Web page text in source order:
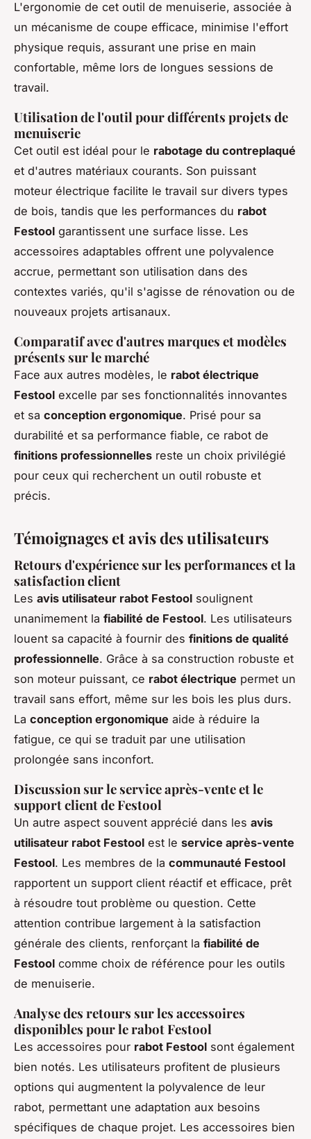
L'ergonomie de cet outil de menuiserie, associée à
un mécanisme de coupe efficace, minimise l'effort
physique requis, assurant une prise en main
confortable, même lors de longues sessions de
travail.
Utilisation de l'outil pour différents projets de
menuiserie
Cet outil est idéal pour le rabotage du contreplaqué
et d'autres matériaux courants. Son puissant
moteur électrique facilite le travail sur divers types
de bois, tandis que les performances du rabot
Festool garantissent une surface lisse. Les
accessoires adaptables offrent une polyvalence
accrue, permettant son utilisation dans des
contextes variés, qu'il s'agisse de rénovation ou de
nouveaux projets artisanaux.
Comparatif avec d'autres marques et modèles
présents sur le marché
Face aux autres modèles, le rabot électrique
Festool excelle par ses fonctionnalités innovantes
et sa conception ergonomique. Prisé pour sa
durabilité et sa performance fiable, ce rabot de
finitions professionnelles reste un choix privilégié
pour ceux qui recherchent un outil robuste et
précis.
Témoignages et avis des utilisateurs
Retours d'expérience sur les performances et la
satisfaction client
Les avis utilisateur rabot Festool soulignent
unanimement la fiabilité de Festool. Les utilisateurs
louent sa capacité à fournir des finitions de qualité
professionnelle. Grâce à sa construction robuste et
son moteur puissant, ce rabot électrique permet un
travail sans effort, même sur les bois les plus durs.
La conception ergonomique aide à réduire la
fatigue, ce qui se traduit par une utilisation
prolongée sans inconfort.
Discussion sur le service après-vente et le
support client de Festool
Un autre aspect souvent apprécié dans les avis
utilisateur rabot Festool est le service après-vente
Festool. Les membres de la communauté Festool
rapportent un support client réactif et efficace, prêt
à résoudre tout problème ou question. Cette
attention contribue largement à la satisfaction
générale des clients, renforçant la fiabilité de
Festool comme choix de référence pour les outils
de menuiserie.
Analyse des retours sur les accessoires
disponibles pour le rabot Festool
Les accessoires pour rabot Festool sont également
bien notés. Les utilisateurs profitent de plusieurs
options qui augmentent la polyvalence de leur
rabot, permettant une adaptation aux besoins
spécifiques de chaque projet. Les accessoires bien